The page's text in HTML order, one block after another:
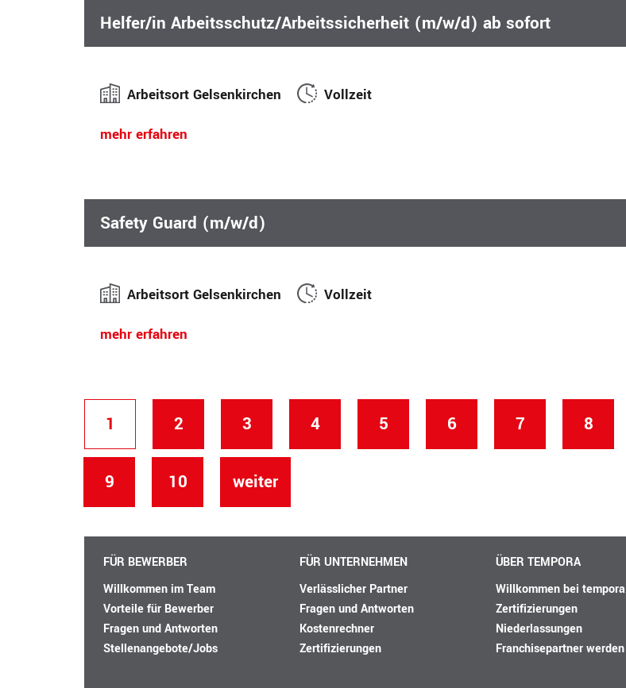
Helfer/in Arbeitsschutz/Arbeitssicherheit (m/w/d) ab sofort
Arbeitsort Gelsenkirchen
Vollzeit
mehr erfahren
Safety Guard (m/w/d)
Arbeitsort Gelsenkirchen
Vollzeit
mehr erfahren
1 2 3 4 5 6 7 8
9 10 weiter
FÜR BEWERBER
Willkommen im Team
Vorteile für Bewerber
Fragen und Antworten
Stellenangebote/Jobs
FÜR UNTERNEHMEN
Verlässlicher Partner
Fragen und Antworten
Kostenrechner
Zertifizierungen
ÜBER TEMPORA
Willkommen bei tempora
Zertifizierungen
Niederlassungen
Franchisepartner werden